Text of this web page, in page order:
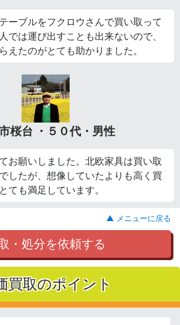
ーブルをフクロウさんで買い取って
では運び出すことも出来ないので、
えたのがとても助かりました。
桜台 ・５０代・男性
お願いしました。北欧家具は買い取
したが、想像していたよりも高く買
ても満足しています。
▲ メニューに戻る
・処分を依頼する
買取のポイント